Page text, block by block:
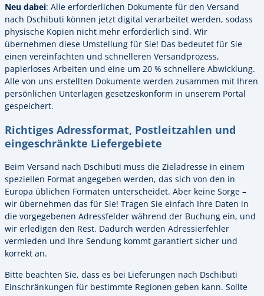
Neu dabei: Alle erforderlichen Dokumente für den Versand
nach Dschibuti können jetzt digital verarbeitet werden, sodass
physische Kopien nicht mehr erforderlich sind. Wir
übernehmen diese Umstellung für Sie! Das bedeutet für Sie
einen vereinfachten und schnelleren Versandprozess,
papierloses Arbeiten und eine um 20 % schnellere Abwicklung.
Alle von uns erstellten Dokumente werden zusammen mit Ihren
persönlichen Unterlagen gesetzeskonform in unserem Portal
gespeichert.
Richtiges Adressformat, Postleitzahlen und
eingeschränkte Liefergebiete
Beim Versand nach Dschibuti muss die Zieladresse in einem
speziellen Format angegeben werden, das sich von den in
Europa üblichen Formaten unterscheidet. Aber keine Sorge –
wir übernehmen das für Sie! Tragen Sie einfach Ihre Daten in
die vorgegebenen Adressfelder während der Buchung ein, und
wir erledigen den Rest. Dadurch werden Adressierfehler
vermieden und Ihre Sendung kommt garantiert sicher und
korrekt an.
Bitte beachten Sie, dass es bei Lieferungen nach Dschibuti
Einschränkungen für bestimmte Regionen geben kann. Sollte